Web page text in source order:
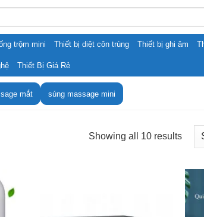
trộm mini Thiết bị diệt côn trùng Thiết bị ghi âm
Thiết Bị Giá Rẻ
mắt súng massage mini
Showing all 10 results
low
to